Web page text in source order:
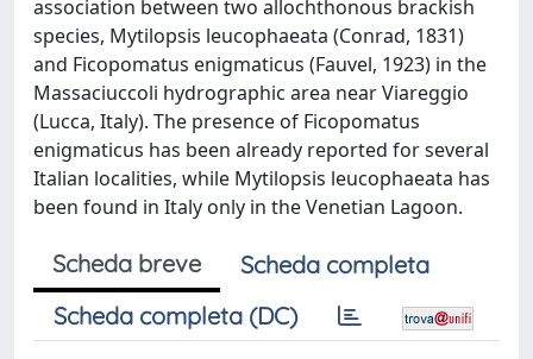
association between two allochthonous brackish
species, Mytilopsis leucophaeata (Conrad, 1831)
and Ficopomatus enigmaticus (Fauvel, 1923) in the
Massaciuccoli hydrographic area near Viareggio
(Lucca, Italy). The presence of Ficopomatus
enigmaticus has been already reported for several
Italian localities, while Mytilopsis leucophaeata has
been found in Italy only in the Venetian Lagoon.
Scheda breve
Scheda completa
Scheda completa (DC)